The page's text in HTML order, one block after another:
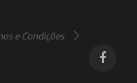
e Condições